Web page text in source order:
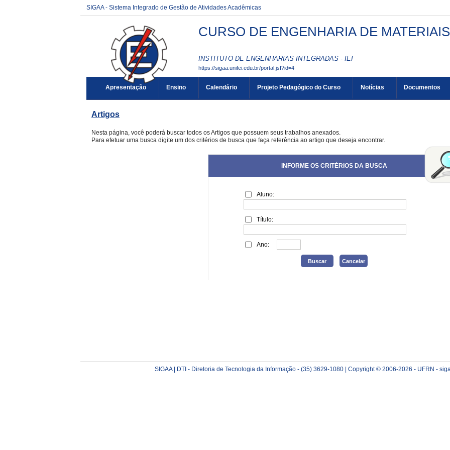
SIGAA - Sistema Integrado de Gestão de Atividades Acadêmicas
CURSO DE ENGENHARIA DE
INSTITUTO DE ENGENHARIAS INTEGRADAS - IEI
https://sigaa.unifei.edu.br/portal.jsf?id=4
Apresentação Ensino Calendário Projeto Pedagógico do Curso Notícias Documentos
Artigos
Nesta página, você poderá buscar todos os Artigos que possuem seus trabalhos anexados.
Para efetuar uma busca digite um dos critérios de busca que faça referência ao artigo que deseja encontrar.
INFORME OS CRITÉRIOS DA BUSCA
Aluno:
Título:
Ano:
SIGAA | DTI - Diretoria de Tecnologia da Informação - (35) 3629-1080 | Copyright © 2006-2026 - UFRN -